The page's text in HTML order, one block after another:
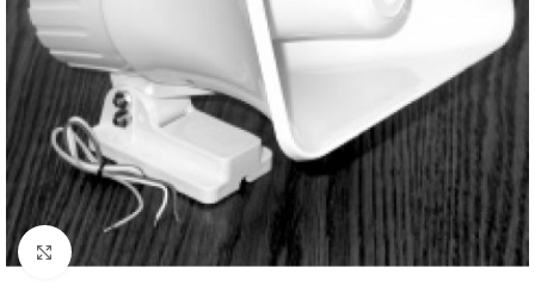
Увеличи